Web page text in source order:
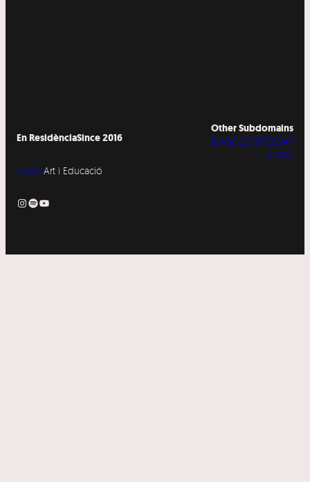
En ResidènciaSince 2016
AboutArt i Educació
Instagram Spotify YouTube
Other Subdomains
DIABOLO SITESWAP
STORE